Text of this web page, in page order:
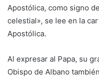
Apostólica, como signo
celestial», se lee en la
Apostólica.
Al expresar al Papa, su
Obispo de Albano